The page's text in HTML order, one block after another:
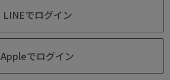
LINEでログイン
Appleでログイン